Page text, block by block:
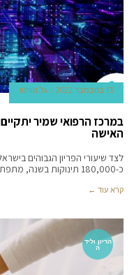
13 בנובמבר 2022 גל טוויטו
במרכז הרפואי שמיר
האישה
כ-180,000 תינוקות בשנה, מתפתחת טכנולוגיה רפואית מתקדמת שמטרתה
קרא עוד ←
הריון וליד
ה